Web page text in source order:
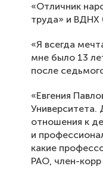
«Отличник
труда» и ВДНХ
«Я всегда
мне было 13
после
«Евгения
Университета.
отношения к
и
какие
РАО, член-